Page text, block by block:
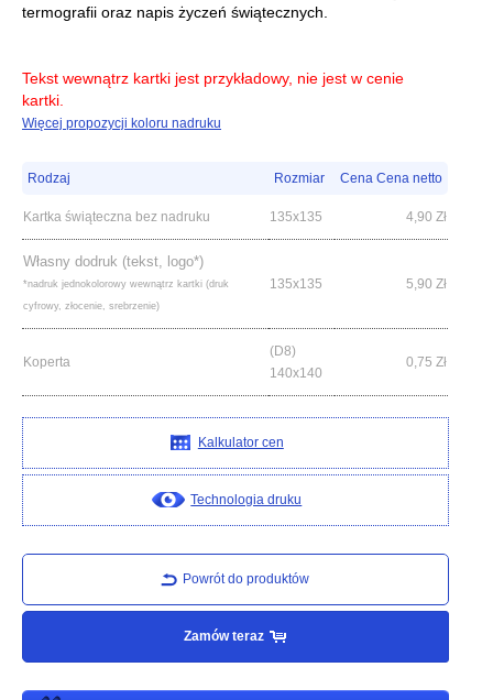
termografii oraz napis życzeń świątecznych.
Tekst wewnątrz kartki jest przykładowy, nie jest w cenie
kartki.
Więcej propozycji koloru nadruku
Rodzaj Rozmiar Cena Cena netto
Kartka świąteczna bez nadruku 135x135 4,90 Zł
Własny dodruk (tekst, logo*)
*nadruk jednokolorowy wewnątrz kartki (druk
cyfrowy, złocenie, srebrzenie)
135x135 5,90 Zł
Koperta
(D8)
140x140
0,75 Zł
Kalkulator cen
Technologia druku
Powrót do produktów
Zamów teraz